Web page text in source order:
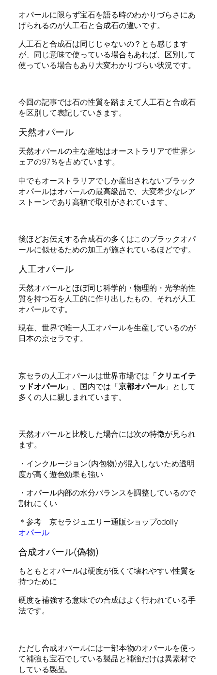
オパールに限らず宝石を語る時のわかりづらさにあ
げられるのが人工石と合成石の違いです。
人工石と合成石は同じじゃないの？とも感じます
が、同じ意味で使っている場合もあれば、区別して
使っている場合もあり大変わかりづらい状況です。
今回の記事では石の性質を踏まえて人工石と合成石
を区別して表記していきます。
天然オパール
天然オパールの主な産地はオーストラリアで世界シ
ェアの97％を占めています。
中でもオーストラリアでしか産出されないブラック
オパールはオパールの最高級品で、大変希少なレア
ストーンであり高額で取引がされています。
後ほどお伝えする合成石の多くはこのブラックオパ
ールに似せるための加工が施されているほどです。
人工オパール
天然オパールとほぼ同じ科学的・物理的・光学的性
質を持つ石を人工的に作り出したもの、それが人工
オパールです。
現在、世界で唯一人工オパールを生産しているのが
日本の京セラです。
京セラの人工オパールは世界市場では「クリエイテ
ッドオパール」、国内では「京都オパール」として
多くの人に親しまれています。
天然オパールと比較した場合には次の特徴が見られ
ます。
・インクルージョン(内包物)が混入しないため透明
度が高く遊色効果も強い
・オパール内部の水分バランスを調整しているので
割れにくい
＊参考 京セラジュエリー通販ショップodolly
オパール
合成オパール(偽物)
もともとオパールは硬度が低くて壊れやすい性質を
持つために
硬度を補強する意味での合成はよく行われている手
法です。
ただし合成オパールには一部本物のオパールを使っ
て補強も宝石でしている製品と補強だけは異素材で
している製品。